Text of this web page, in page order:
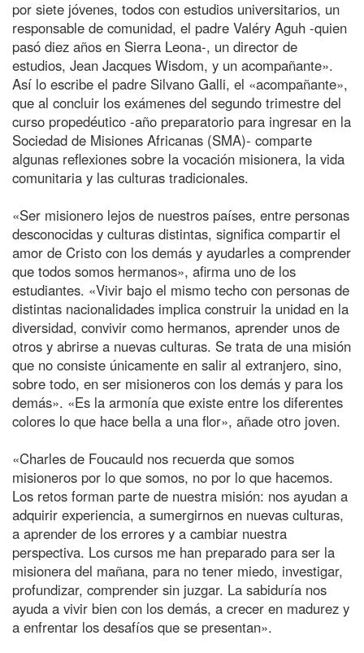
por siete jóvenes, todos con estudios universitarios, un
responsable de comunidad, el padre Valéry Aguh -quien
pasó diez años en Sierra Leona-, un director de
estudios, Jean Jacques Wisdom, y un acompañante».
Así lo escribe el padre Silvano Galli, el «acompañante»,
que al concluir los exámenes del segundo trimestre del
curso propedéutico -año preparatorio para ingresar en la
Sociedad de Misiones Africanas (SMA)- comparte
algunas reflexiones sobre la vocación misionera, la vida
comunitaria y las culturas tradicionales.
«Ser misionero lejos de nuestros países, entre personas
desconocidas y culturas distintas, significa compartir el
amor de Cristo con los demás y ayudarles a comprender
que todos somos hermanos», afirma uno de los
estudiantes. «Vivir bajo el mismo techo con personas de
distintas nacionalidades implica construir la unidad en la
diversidad, convivir como hermanos, aprender unos de
otros y abrirse a nuevas culturas. Se trata de una misión
que no consiste únicamente en salir al extranjero, sino,
sobre todo, en ser misioneros con los demás y para los
demás». «Es la armonía que existe entre los diferentes
colores lo que hace bella a una flor», añade otro joven.
«Charles de Foucauld nos recuerda que somos
misioneros por lo que somos, no por lo que hacemos.
Los retos forman parte de nuestra misión: nos ayudan a
adquirir experiencia, a sumergirnos en nuevas culturas,
a aprender de los errores y a cambiar nuestra
perspectiva. Los cursos me han preparado para ser la
misionera del mañana, para no tener miedo, investigar,
profundizar, comprender sin juzgar. La sabiduría nos
ayuda a vivir bien con los demás, a crecer en madurez y
a enfrentar los desafíos que se presentan».